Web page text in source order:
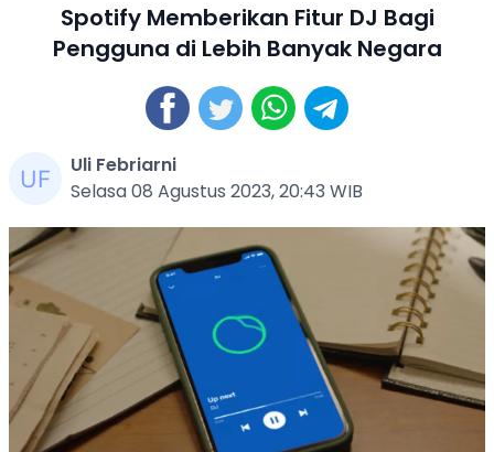
Spotify Memberikan Fitur DJ Bagi
Pengguna di Lebih Banyak Negara
Uli Febriarni
Selasa 08 Agustus 2023, 20:43 WIB